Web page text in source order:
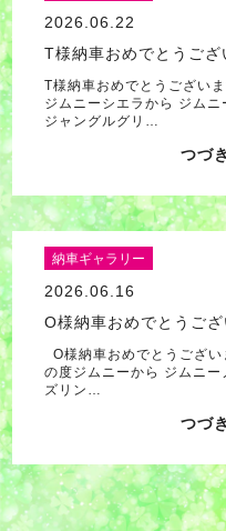
2026.06.22
T様納車おめでとうござ
T様納車おめでとうござい
ジムニーシエラから ジムニ
ジャングルグリ…
つづ
納車ギャラリー
2026.06.16
O様納車おめでとうござ
O様納車おめでとうご
の度ジムニーから ジムニー
ズリン…
つづ